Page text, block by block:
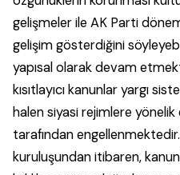
gelişmeler ile AK Parti
gelişim gösterdiğini
yapısal olarak devam
kısıtlayıcı kanunlar yargı
halen siyasi rejimlere yönelik
tarafından
kuruluşundan itibaren,